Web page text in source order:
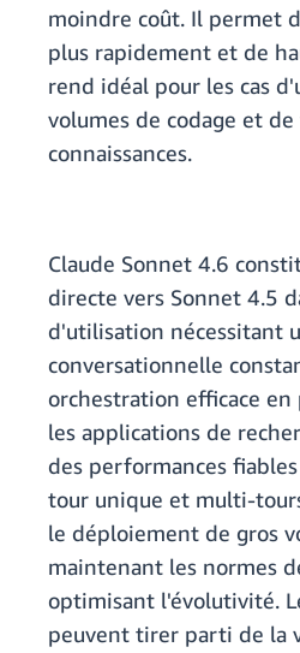
moindre coût. Il permet
plus rapidement et de
rend idéal pour les cas
volumes de codage et
connaissances.
Claude Sonnet 4.6
directe vers Sonnet 4.5
d'utilisation nécessitant
conversationnelle
orchestration efficace en
les applications de
des performances
tour unique et multi-
le déploiement de gros
maintenant les normes
optimisant l'évolutivité.
peuvent tirer parti de la